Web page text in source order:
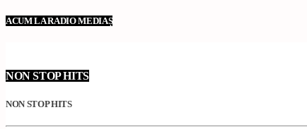
ACUM LA RADIO MEDIAȘ
NON STOP HITS
NON STOP HITS